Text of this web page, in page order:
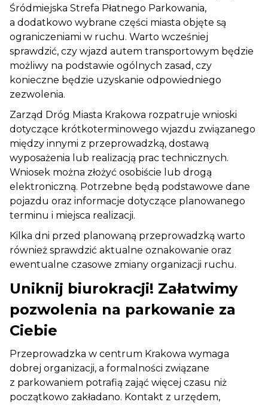
Śródmiejska Strefa Płatnego Parkowania,
a dodatkowo wybrane części miasta objęte są
ograniczeniami w ruchu. Warto wcześniej
sprawdzić, czy wjazd autem transportowym będzie
możliwy na podstawie ogólnych zasad, czy
konieczne będzie uzyskanie odpowiedniego
zezwolenia.
Zarząd Dróg Miasta Krakowa rozpatruje wnioski
dotyczące krótkoterminowego wjazdu związanego
między innymi z przeprowadzką, dostawą
wyposażenia lub realizacją prac technicznych.
Wniosek można złożyć osobiście lub drogą
elektroniczną. Potrzebne będą podstawowe dane
pojazdu oraz informacje dotyczące planowanego
terminu i miejsca realizacji.
Kilka dni przed planowaną przeprowadzką warto
również sprawdzić aktualne oznakowanie oraz
ewentualne czasowe zmiany organizacji ruchu.
Uniknij biurokracji! Załatwimy
pozwolenia na parkowanie za
Ciebie
Przeprowadzka w centrum Krakowa wymaga
dobrej organizacji, a formalności związane
z parkowaniem potrafią zająć więcej czasu niż
początkowo zakładano. Kontakt z urzędem,